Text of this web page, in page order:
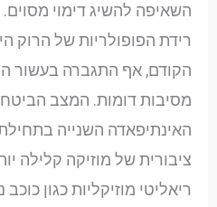
השאיפה להשיג דימוי מסוים.
רידת הפופולריות של הרוק
מסיבות דומות. המצב
האינתיפאדה השנייה
ציבורית של מוזיקה קלילה
ריאליטי מוזיקליות כגון כוכב